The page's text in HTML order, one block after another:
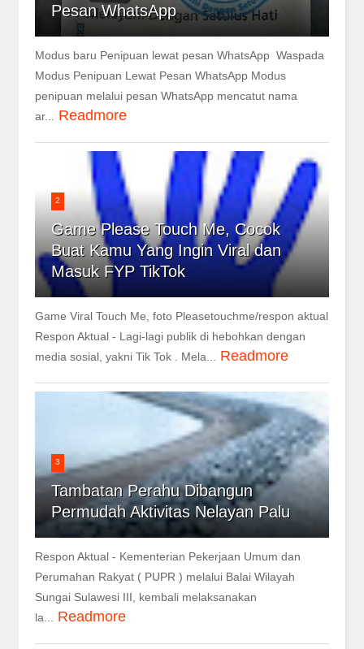
Pesan WhatsApp
Modus baru Penipuan lewat pesan WhatsApp Waspada
Modus Penipuan Lewat Pesan WhatsApp Modus
penipuan melalui pesan WhatsApp mencatut nama
ar...
Readmore
2
Game Please Touch Me, Cocok
Buat Kamu Yang Ingin Viral dan
Masuk FYP TikTok
Game Viral Touch Me, foto Pleasetouchme/respon aktual
Respon Aktual - Lagi-lagi publik di hebohkan dengan
media sosial, yakni Tik Tok . Mela...
Readmore
3
Tambatan Perahu Dibangun
Permudah Aktivitas Nelayan Palu
Respon Aktual - Kementerian Pekerjaan Umum dan
Perumahan Rakyat ( PUPR ) melalui Balai Wilayah
Sungai Sulawesi III, kembali melaksanakan
la...
Readmore